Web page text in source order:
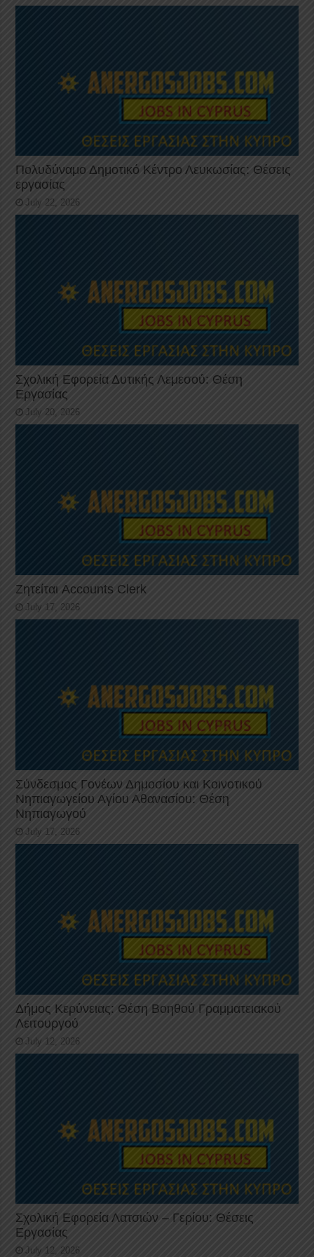
Πολυδύναμο Δημοτικό Κέντρο Λευκωσίας: Θέσεις
εργασίας
July 22, 2026
Σχολική Εφορεία Δυτικής Λεμεσού: Θέση
Εργασίας
July 20, 2026
Ζητείται Accounts Clerk
July 17, 2026
Σύνδεσμος Γονέων Δημοσίου και Κοινοτικού
Νηπιαγωγείου Αγίου Αθανασίου: Θέση
Νηπιαγωγού
July 17, 2026
Δήμος Κερύνειας: Θέση Βοηθού Γραμματειακού
Λειτουργού
July 12, 2026
Σχολική Εφορεία Λατσιών – Γερίου: Θέσεις
Εργασίας
July 12, 2026